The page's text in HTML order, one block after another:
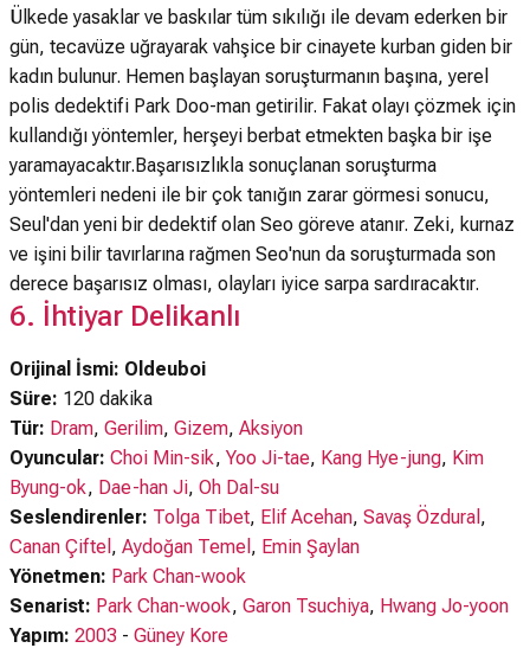
Ülkede yasaklar ve baskılar tüm sıkılığı ile devam ederken bir
gün, tecavüze uğrayarak vahşice bir cinayete kurban giden bir
kadın bulunur. Hemen başlayan soruşturmanın başına, yerel
polis dedektifi Park Doo-man getirilir. Fakat olayı çözmek için
kullandığı yöntemler, herşeyi berbat etmekten başka bir işe
yaramayacaktır.Başarısızlıkla sonuçlanan soruşturma
yöntemleri nedeni ile bir çok tanığın zarar görmesi sonucu,
Seul'dan yeni bir dedektif olan Seo göreve atanır. Zeki, kurnaz
ve işini bilir tavırlarına rağmen Seo'nun da soruşturmada son
derece başarısız olması, olayları iyice sarpa sardıracaktır.
6. İhtiyar Delikanlı
Orijinal İsmi: Oldeuboi
Süre: 120 dakika
Tür: Dram, Gerilim, Gizem, Aksiyon
Oyuncular: Choi Min-sik, Yoo Ji-tae, Kang Hye-jung, Kim
Byung-ok, Dae-han Ji, Oh Dal-su
Seslendirenler: Tolga Tibet, Elif Acehan, Savaş Özdural ,
Canan Çiftel , Aydoğan Temel , Emin Şaylan
Yönetmen: Park Chan-wook
Senarist: Park Chan-wook, Garon Tsuchiya, Hwang Jo-yoon
Yapım: 2003 - Güney Kore